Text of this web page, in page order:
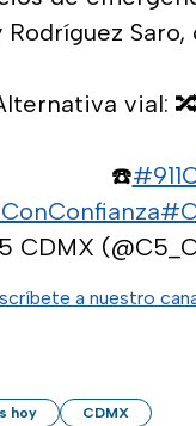
Rodríguez
vial:
☎️
CDMX
a nuestro
hoy CDMX